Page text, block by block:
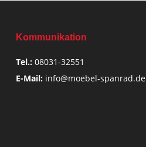
Kommunikation
Tel.: 08031-32551
E-Mail: info@moebel-spanrad.de